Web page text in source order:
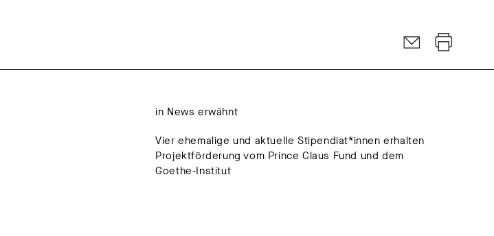
in News erwähnt
Vier ehemalige und aktuelle Stipendiat*innen erhalten
Projektförderung vom Prince Claus Fund und dem
Goethe-Institut